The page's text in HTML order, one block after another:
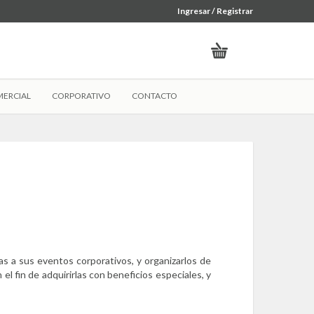
Ingresar / Registrar
CORPORATIVO CONTACTO
a sus eventos corporativos, y organizarlos de
fin de adquirirlas con beneficios especiales, y